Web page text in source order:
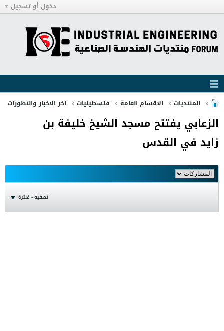
دخول أو تسجيل
المنتديات الاقسام العامة فلسطينيات اخر الاخبار والتطورات
الزعابي يفتتح مسجد الشيخ خليفة بن
زايد في القدس
تصفية - فلترة